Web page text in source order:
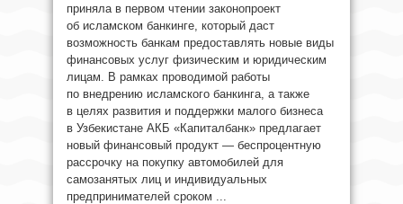
приняла в первом чтении законопроект
об исламском банкинге, который даст
возможность банкам предоставлять новые виды
финансовых услуг физическим и юридическим
лицам. В рамках проводимой работы
по внедрению исламского банкинга, а также
в целях развития и поддержки малого бизнеса
в Узбекистане АКБ «Капиталбанк» предлагает
новый финансовый продукт — беспроцентную
рассрочку на покупку автомобилей для
самозанятых лиц и индивидуальных
предпринимателей сроком ...